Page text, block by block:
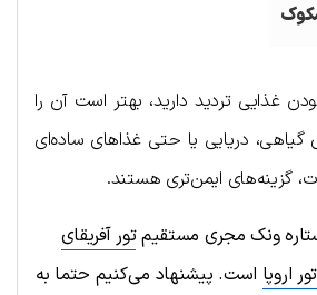
غذایی تردید دارید، بهتر است آن را
دریایی یا حتی غذاهای ساده‌ای
گزینه‌های ایمن‌تری هستند.
ونک مجری مستقیمتور آفریقای
تور اروپا است. پیشنهاد می‌کنیم حتما به